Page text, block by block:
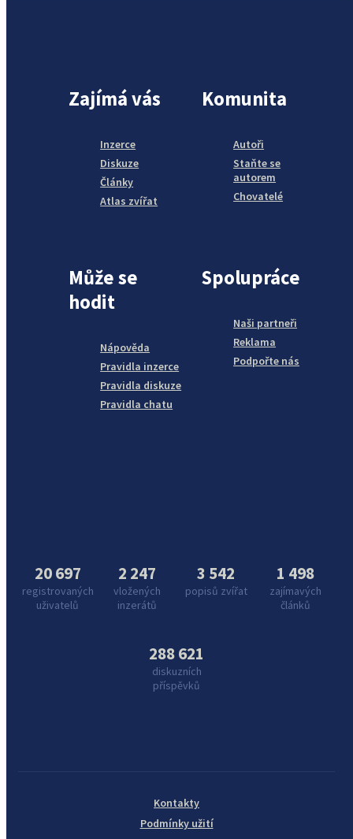
Zajímá vás
Inzerce
Diskuze
Články
Atlas zvířat
Komunita
Autoři
Staňte se
autorem
Chovatelé
Může se
hodit
Nápověda
Pravidla inzerce
Pravidla diskuze
Pravidla chatu
Spolupráce
Naši partneři
Reklama
Podpořte nás
20 697
registrovaných
uživatelů
2 247
vložených
inzerátů
3 542
popisů zvířat
1 498
zajímavých
článků
288 621
diskuzních
příspěvků
Kontakty
Podmínky užití